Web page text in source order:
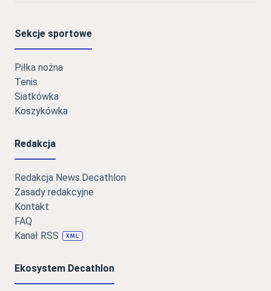
Sekcje sportowe
Piłka nożna
Tenis
Siatkówka
Koszykówka
Redakcja
Redakcja News.Decathlon
Zasady redakcyjne
Kontakt
FAQ
Kanał RSS
XML
Ekosystem Decathlon